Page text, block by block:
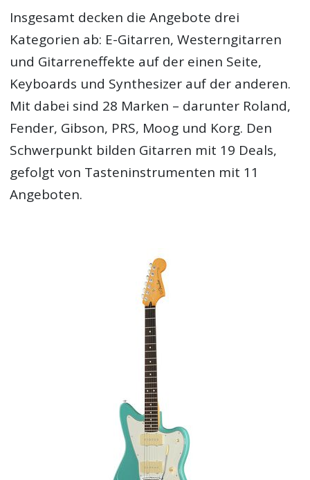
Insgesamt decken die Angebote drei
Kategorien ab: E-Gitarren, Westerngitarren
und Gitarreneffekte auf der einen Seite,
Keyboards und Synthesizer auf der anderen.
Mit dabei sind 28 Marken – darunter Roland,
Fender, Gibson, PRS, Moog und Korg. Den
Schwerpunkt bilden Gitarren mit 19 Deals,
gefolgt von Tasteninstrumenten mit 11
Angeboten.